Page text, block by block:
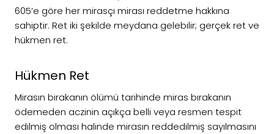
605’e göre her mirasçı mirası reddetme hakkına
sahiptir. Ret iki şekilde meydana gelebilir; gerçek ret ve
hükmen ret.
Hükmen Ret
Mirasın bırakanın ölümü tarihinde miras bırakanın
ödemeden aczinin açıkça belli veya resmen tespit
edilmiş olması halinde mirasın reddedilmiş sayılmasını